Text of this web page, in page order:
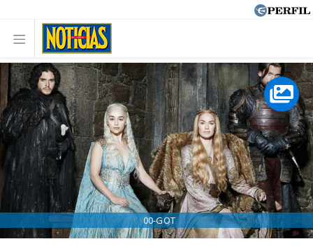
00-GOT